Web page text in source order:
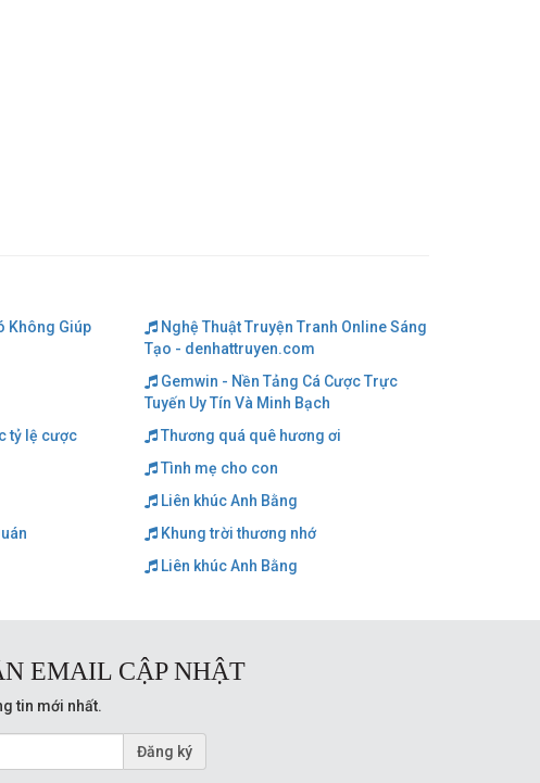
Không Giúp
Nghệ Thuật Truyện Tranh Online Sáng
Tạo - denhattruyen.com
Gemwin - Nền Tảng Cá Cược Trực
Tuyến Uy Tín Và Minh Bạch
tỷ lệ cược
Thương quá quê hương ơi
Tình mẹ cho con
Liên khúc Anh Bằng
Khung trời thương nhớ
Liên khúc Anh Bằng
EMAIL CẬP NHẬT
tin mới nhất.
Đăng ký